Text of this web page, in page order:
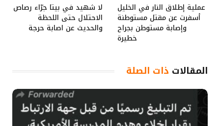
عملية إطلاق النار في الخليل
أسفرت عن مقتل مستوطنة
وإصابة مستوطن بجراح
خطيرة
لا شهيد في بيتا جرّاء رصاص
الاحتلال حتى اللحظة
والحديث عن اصابة حرجة
المقالات ذات الصلة